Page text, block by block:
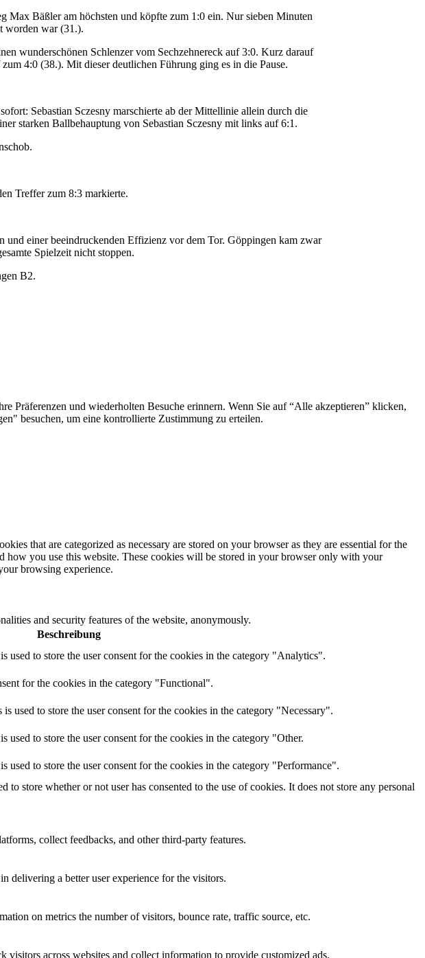
Max Bäßler am höchsten und köpfte zum 1:0 ein. Nur sieben Minuten
worden war (31.).
wunderschönen Schlenzer vom Sechzehnereck auf 3:0. Kurz darauf
4:0 (38.). Mit dieser deutlichen Führung ging es in die Pause.
Sebastian Sczesny marschierte ab der Mittellinie allein durch die
starken Ballbehauptung von Sebastian Sczesny mit links auf 6:1.
Treffer zum 8:3 markierte.
und einer beeindruckenden Effizienz vor dem Tor. Göppingen kam zwar
Spielzeit nicht stoppen.
B2.
Präferenzen und wiederholten Besuche erinnern. Wenn Sie auf “Alle akzeptieren” klicken,
besuchen, um eine kontrollierte Zustimmung zu erteilen.
that are categorized as necessary are stored on your browser as they are essential for the
how you use this website. These cookies will be stored in your browser only with your
browsing experience.
and security features of the website, anonymously.
Beschreibung
to store the user consent for the cookies in the category "Analytics".
for the cookies in the category "Functional".
used to store the user consent for the cookies in the category "Necessary".
to store the user consent for the cookies in the category "Other.
to store the user consent for the cookies in the category "Performance".
store whether or not user has consented to the use of cookies. It does not store any personal
collect feedbacks, and other third-party features.
delivering a better user experience for the visitors.
on metrics the number of visitors, bounce rate, traffic source, etc.
across websites and collect information to provide customized ads.